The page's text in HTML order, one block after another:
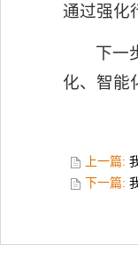
通过强化
下一
化、智能
上一篇:
下一篇: